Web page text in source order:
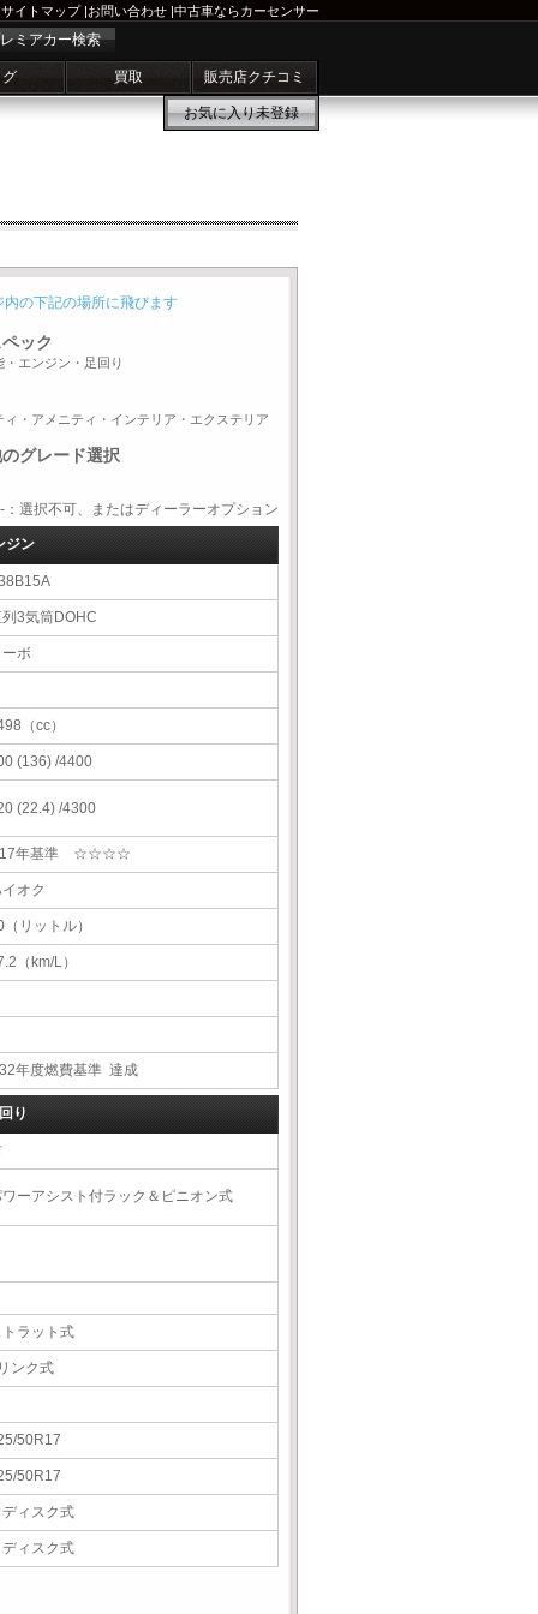
サイトマップ|お問い合わせ |中古車ならカーセンサー
ミアカー検索
買取 販売店クチコミ
お気に入り未登録
内の下記の場所に飛びます
ック
・エンジン・足回り
ィ・アメニティ・インテリア・エクステリア
グレード選択
択不可、またはディーラーオプション
ジン
3気筒DOHC
ーボ
（cc）
(136) /4400
(22.4) /4300
年基準 ☆☆☆☆
オク
（リットル）
（km/L）
年度燃費基準 達成
り
ーアシスト付ラック＆ピニオン式
トラット式
ンク式
50R17
50R17
ディスク式
ディスク式